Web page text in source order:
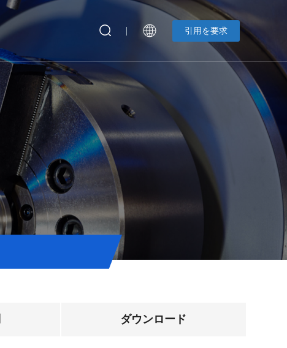
引用を要求
ダウンロード